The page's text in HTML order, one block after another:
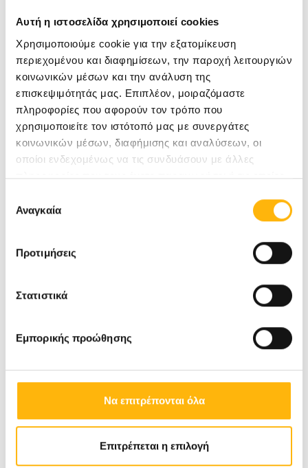
Αυτή η ιστοσελίδα χρησιμοποιεί cookies
Χρησιμοποιούμε cookie για την εξατομίκευση
περιεχομένου και διαφημίσεων, την παροχή λειτουργιών
κοινωνικών μέσων και την ανάλυση της
επισκεψιμότητάς μας. Επιπλέον, μοιραζόμαστε
πληροφορίες που αφορούν τον τρόπο που
χρησιμοποιείτε τον ιστότοπό μας με συνεργάτες
κοινωνικών μέσων, διαφήμισης και αναλύσεων, οι
οποίοι ενδεχομένως να τις συνδυάσουν με άλλες
πληροφορίες που τους έχετε παραχωρήσει ή τις οποίες
των υπηρεσιών τους.
συγκατάθεσης
Αναγκαία
Προτιμήσεις
Στατιστικά
Εμπορικής προώθησης
Να επιτρέπονται όλα
Επιτρέπεται η επιλογή
ΠΟΥΛΟΠΟΥΛΟΣ ΓΕΩΡΓΙΟΣ
ΜΑΙΕΥΤΗΡΑΣ-ΓΥΝΑΙΚΟΛΟΓΟΣ
ΜΑΙΕΥΤΙΚΉ - ΓΥΝΑΙΚΟΛΟΓΙΚΉ
Μάθετε Περισσότερα
Μάθετε Περισσότερα